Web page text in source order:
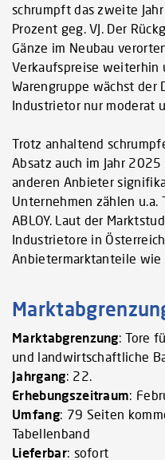
schrumpft das zweite
Prozent geg. VJ. Der
Gänze im Neubau
Verkaufspreise weiterhin
Warengruppe wächst der
Industrietor nur moderat
Trotz anhaltend
Absatz auch im Jahr
anderen Anbieter
Unternehmen zählen u.a.
ABLOY. Laut der
Industrietore in
Anbietermarktanteile wie
Marktabgrenzung: Tore
und landwirtschaftliche
Jahrgang: 22.
Erhebungszeitraum:
Umfang: 79 Seiten
Tabellenband
Lieferbar: sofort